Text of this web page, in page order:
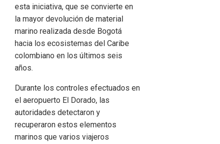
esta iniciativa, que se convierte en
la mayor devolución de material
marino realizada desde Bogotá
hacia los ecosistemas del Caribe
colombiano en los últimos seis
años.
Durante los controles efectuados en
el aeropuerto El Dorado, las
autoridades detectaron y
recuperaron estos elementos
marinos que varios viajeros